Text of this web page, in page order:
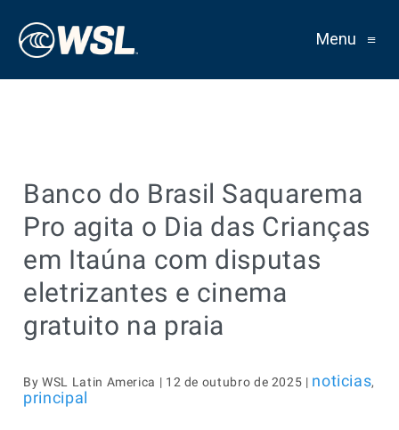
Menu ≡
Banco do Brasil Saquarema
Pro agita o Dia das Crianças
em Itaúna com disputas
eletrizantes e cinema
gratuito na praia
By WSL Latin America | 12 de outubro de 2025 | noticias,
principal